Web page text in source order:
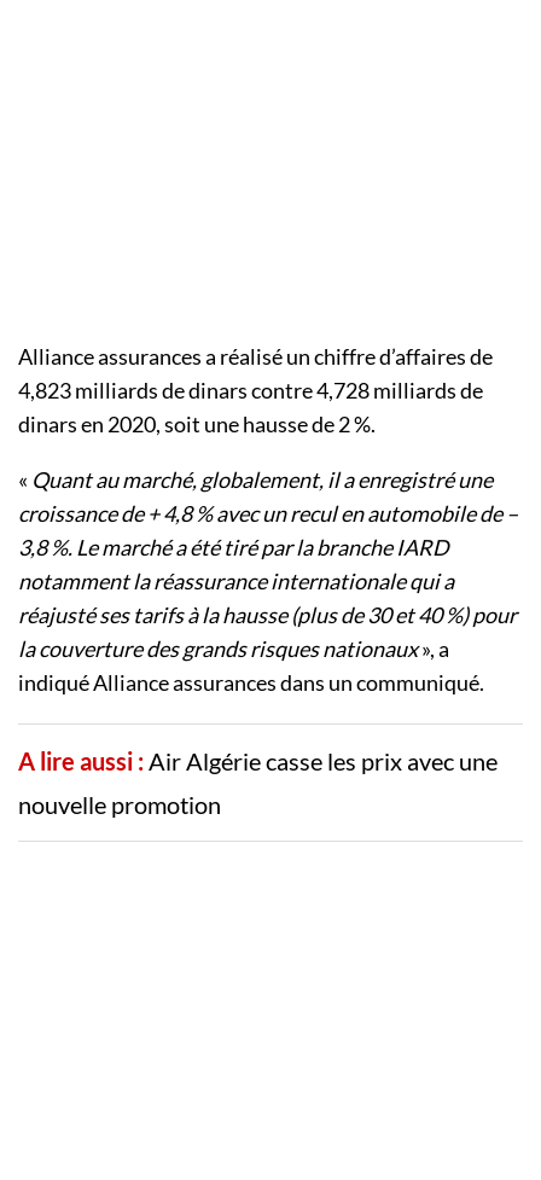
Alliance assurances a réalisé un chiffre d’affaires de
4,823 milliards de dinars contre 4,728 milliards de
dinars en 2020, soit une hausse de 2 %.
« Quant au marché, globalement, il a enregistré une
croissance de + 4,8 % avec un recul en automobile de –
3,8 %. Le marché a été tiré par la branche IARD
notamment la réassurance internationale qui a
réajusté ses tarifs à la hausse (plus de 30 et 40 %) pour
la couverture des grands risques nationaux», a
indiqué Alliance assurances dans un communiqué.
A lire aussi :Air Algérie casse les prix avec une
nouvelle promotion